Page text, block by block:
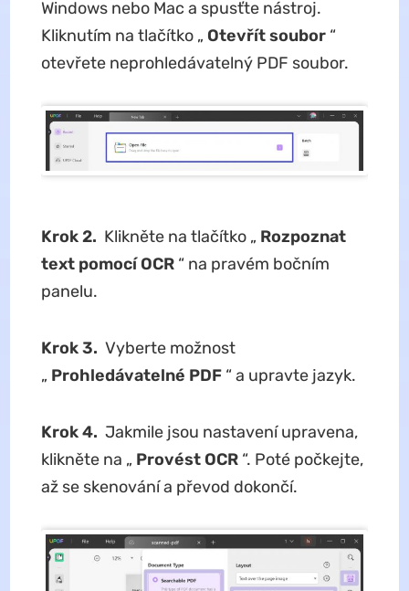
Windows nebo Mac a spusťte nástroj.
Kliknutím na tlačítko „ Otevřít soubor“
otevřete neprohledávatelný PDF soubor.
Krok 2. Klikněte na tlačítko „ Rozpoznat
text pomocí OCR“ na pravém bočním
panelu.
Krok 3. Vyberte možnost
„ Prohledávatelné PDF“ a upravte jazyk.
Krok 4. Jakmile jsou nastavení upravena,
klikněte na „ Provést OCR“. Poté počkejte,
až se skenování a převod dokončí.